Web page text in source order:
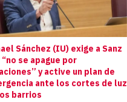
Sánchez (IU) exige a Sanz
“no se apague por
y active un plan de
ante los cortes de luz
barrios